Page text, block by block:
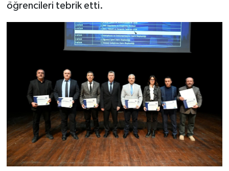
öğrencileri tebrik etti.